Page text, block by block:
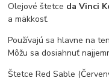
Olejové štetce da Vinci
a mäkkosť.
Používajú sa hlavne na
Môžu sa dosiahnuť
Štetce Red Sable